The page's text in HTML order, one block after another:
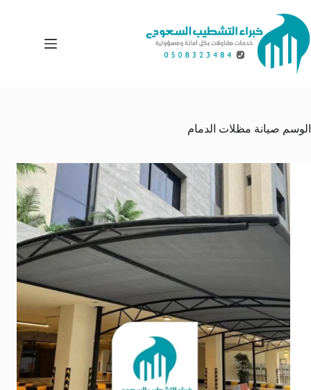
إلى
المحتوى
الوسم صيانة مظلات الدمام